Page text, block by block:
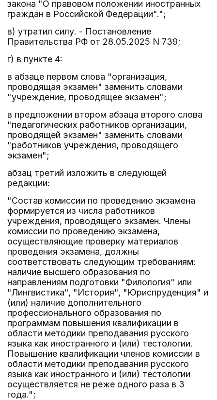
закона "О правовом положении иностранных
граждан в Российской Федерации".";
в) утратил силу. - Постановление
Правительства РФ от 28.05.2025 N 739;
г) в пункте 4:
в абзаце первом слова "организация,
проводящая экзамен" заменить словами
"учреждение, проводящее экзамен";
в предложении втором абзаца второго слова
"педагогических работников организации,
проводящей экзамен" заменить словами
"работников учреждения, проводящего
экзамен";
абзац третий изложить в следующей
редакции:
"Состав комиссии по проведению экзамена
формируется из числа работников
учреждения, проводящего экзамен. Члены
комиссии по проведению экзамена,
осуществляющие проверку материалов
проведения экзамена, должны
соответствовать следующим требованиям:
наличие высшего образования по
направлениям подготовки "Филология" или
"Лингвистика", "История", "Юриспруденция" и
(или) наличие дополнительного
профессионального образования по
программам повышения квалификации в
области методики преподавания русского
языка как иностранного и (или) тестологии.
Повышение квалификации членов комиссии в
области методики преподавания русского
языка как иностранного и (или) тестологии
осуществляется не реже одного раза в 3
года.";